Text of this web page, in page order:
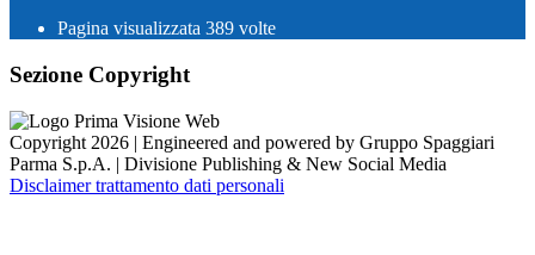
Pagina visualizzata 389 volte
Sezione Copyright
Copyright 2026 | Engineered and powered by Gruppo Spaggiari
Parma S.p.A. | Divisione Publishing & New Social Media
Disclaimer trattamento dati personali